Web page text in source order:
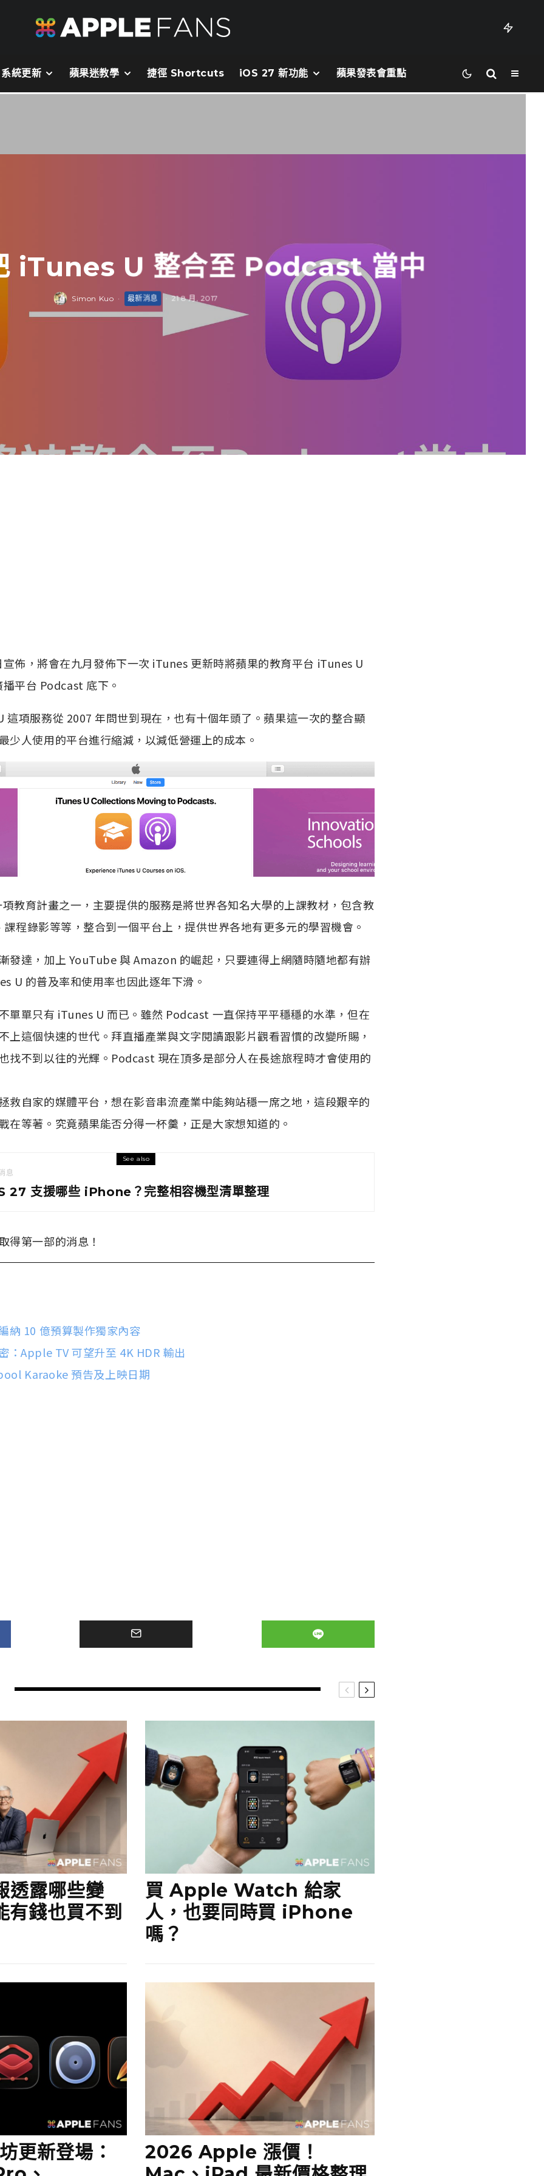
系統更新 蘋果迷教學 捷徑 Shortcuts iOS 27 新功能 蘋果發表會重點
iTunes U 整合至 Podcast 當中
Simon Kuo · 最新消息 21 8 月, 2017
宣佈，將會在九月發佈下一次 iTunes 更新時將蘋果的教育平台 iTunes U
平台 Podcast 底下。
這項服務從 2007 年問世到現在，也有十個年頭了。蘋果這一次的整合顯
少人使用的平台進行縮減，以減低營運上的成本。
教育計畫之一，主要提供的服務是將世界各知名大學的上課教材，包含教
程錄影等等，整合到一個平台上，提供世界各地有更多元的學習機會。
發達，加上 YouTube 與 Amazon 的崛起，只要連得上網隨時隨地都有辦
U 的普及率和使用率也因此逐年下滑。
單單只有 iTunes U 而已。雖然 Podcast 一直保持平平穩穩的水準，但在
上這個快速的世代。拜直播產業與文字閱讀跟影片觀看習慣的改變所賜，
找不到以往的光輝。Podcast 現在頂多是部分人在長途旅程時才會使用的
救自家的媒體平台，想在影音串流產業中能夠站穩一席之地，這段艱辛的
在等著。究竟蘋果能否分得一杯羹，正是大家想知道的。
See also
息
27 支援哪些 iPhone？完整相容機型清單整理
得第一部的消息！
納 10 億預算製作獨家內容
：Apple TV 可望升至 4K HDR 輸出
Karaoke 預告及上映日期
透露哪些變
有錢也買不到
買 Apple Watch 給家
人，也要同時買 iPhone
嗎？
更新登場：
2026 Apple 漲價！